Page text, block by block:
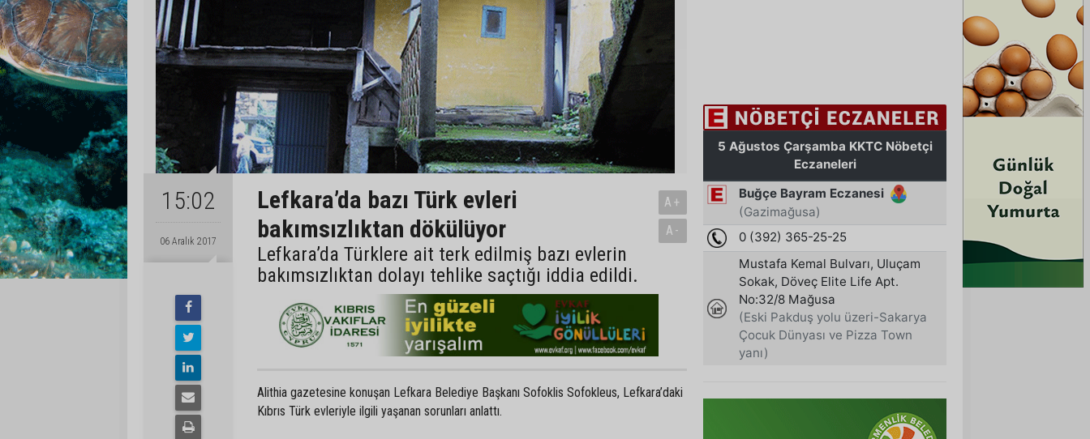
15:02
06 Aralık 2017
Lefkara’da bazı Türk evleri
bakımsızlıktan dökülüyor
Lefkara’da Türklere ait terk edilmiş bazı evlerin
bakımsızlıktan dolayı tehlike saçtığı iddia edildi.
A+
A-
Alithia gazetesine konuşan Lefkara Belediye Başkanı Sofoklis Sofokleus, Lefkara’daki
Kıbrıs Türk evleriyle ilgili yaşanan sorunları anlattı.